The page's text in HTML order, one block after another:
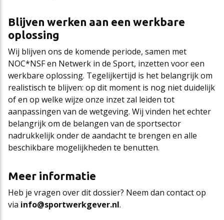
Blijven werken aan een werkbare
oplossing
Wij blijven ons de komende periode, samen met
NOC*NSF en Netwerk in de Sport, inzetten voor een
werkbare oplossing. Tegelijkertijd is het belangrijk om
realistisch te blijven: op dit moment is nog niet duidelijk
of en op welke wijze onze inzet zal leiden tot
aanpassingen van de wetgeving. Wij vinden het echter
belangrijk om de belangen van de sportsector
nadrukkelijk onder de aandacht te brengen en alle
beschikbare mogelijkheden te benutten.
Meer informatie
Heb je vragen over dit dossier? Neem dan contact op
via info@sportwerkgever.nl.